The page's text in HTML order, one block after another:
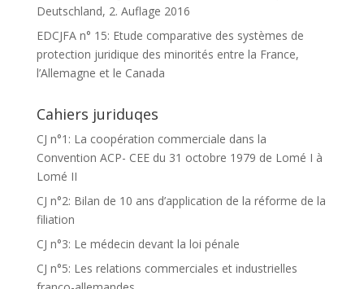
Deutschland, 2. Auflage 2016
EDCJFA n° 15: Etude comparative des systèmes de
protection juridique des minorités entre la France,
l’Allemagne et le Canada
Cahiers juriduqes
CJ n°1: La coopération commerciale dans la
Convention ACP- CEE du 31 octobre 1979 de Lomé I à
Lomé II
CJ n°2: Bilan de 10 ans d’application de la réforme de la
filiation
CJ n°3: Le médecin devant la loi pénale
CJ n°5: Les relations commerciales et industrielles